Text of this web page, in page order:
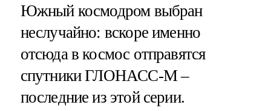
Южный космодром выбран
неслучайно: вскоре именно
отсюда в космос отправятся
спутники ГЛОНАСС-М –
последние из этой серии.